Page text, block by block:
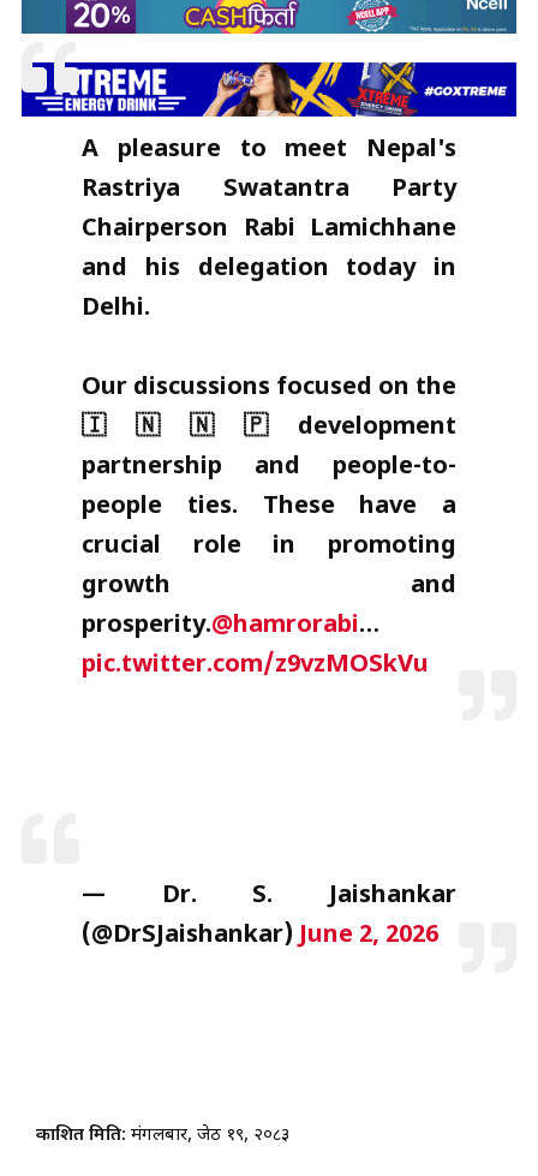
A pleasure to meet Nepal's
Rastriya Swatantra Party
Chairperson Rabi Lamichhane
and his delegation today in
Delhi.
Our discussions focused on the
🇮🇳🇳🇵development
partnership and people-to-
people ties. These have a
crucial role in promoting
growth and
prosperity.@hamrorabi…
pic.twitter.com/z9vzMOSkVu
— Dr. S. Jaishankar
(@DrSJaishankar) June 2, 2026
प्रकाशित मिति: मंगलबार, जेठ १९, २०८३